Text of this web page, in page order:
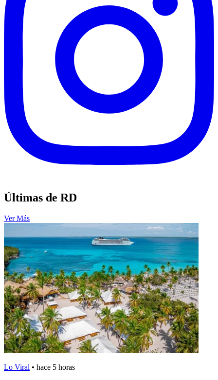
Últimas de RD
Ver Más
Lo Viral • hace 5 horas